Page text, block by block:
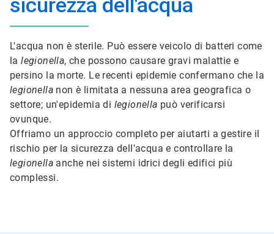
sicurezza dell'acqua
L'acqua non è sterile. Può essere veicolo di batteri come
lalegionella, che possono causare gravi malattie e
persino la morte. Le recenti epidemie confermano che la
legionella non è limitata a nessuna area geografica o
settore; un'epidemia di legionella può verificarsi
ovunque.
Offriamo un approccio completo per aiutarti a gestire il
rischio per la sicurezza dell'acqua e controllare la
legionella anche nei sistemi idrici degli edifici più
complessi.